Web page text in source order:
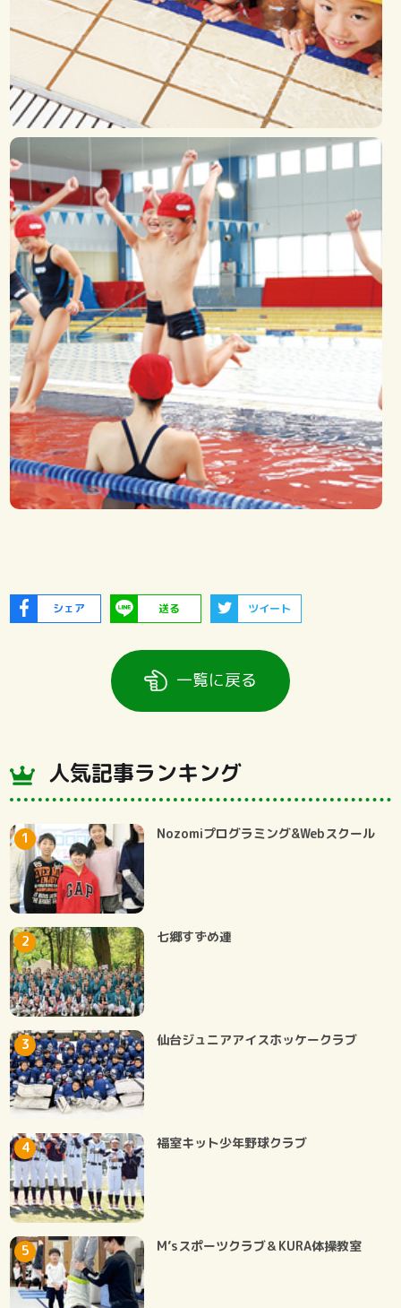
シェア 送る ツイート
一覧に戻る
人気記事ランキング
Nozomiプログラミング&Webスクール
七郷すずめ連
仙台ジュニアアイスホッケークラブ
福室キット少年野球クラブ
M’sスポーツクラブ＆KURA体操教室